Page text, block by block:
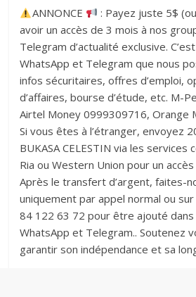
ANNONCE
: Payez juste 5$
avoir un accès de 3 mois à nos
Telegram d’actualité exclusive.
WhatsApp et Telegram que nous
infos sécuritaires, offres d’emploi,
d’affaires, bourse d’étude, etc. M-
Airtel Money 0999309716, Orange
Si vous êtes à l’étranger, envoyez
BUKASA CELESTIN via les services
Ria ou Western Union pour un accès
Après le transfert d’argent, faites-
uniquement par appel normal ou
84 122 63 72 pour être ajouté
WhatsApp et Telegram.. Soutenez
garantir son indépendance et sa